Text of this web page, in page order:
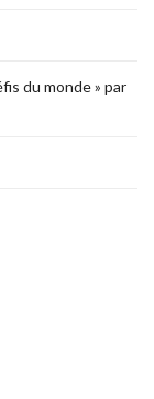
du monde » par